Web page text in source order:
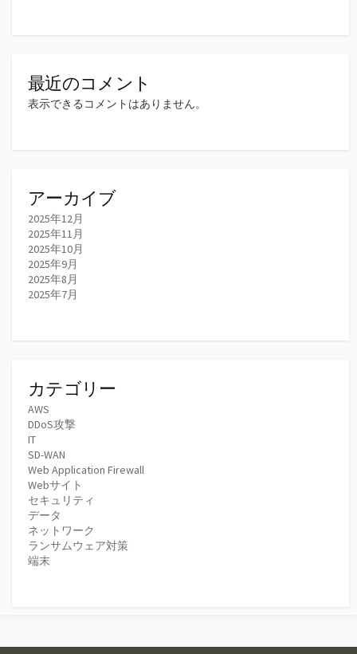
最近のコメント
表示できるコメントはありません。
アーカイブ
2025年12月
2025年11月
2025年10月
2025年9月
2025年8月
2025年7月
カテゴリー
AWS
DDoS攻撃
IT
SD-WAN
Web Application Firewall
Webサイト
セキュリティ
データ
ネットワーク
ランサムウェア対策
端末